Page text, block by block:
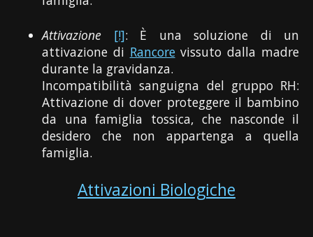
Attivazione [!]: È una soluzione di un
attivazione di Rancorevissuto dalla madre
durante la gravidanza.
Incompatibilità sanguigna del gruppo RH:
Attivazione di dover proteggere il bambino
da una famiglia tossica, che nasconde il
desidero che non appartenga a quella
famiglia.
Attivazioni Biologiche